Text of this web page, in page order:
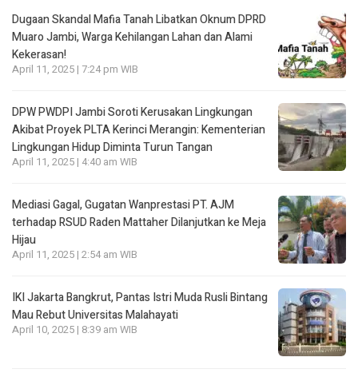
Dugaan Skandal Mafia Tanah Libatkan Oknum DPRD
Muaro Jambi, Warga Kehilangan Lahan dan Alami
Kekerasan!
April 11, 2025 | 7:24 pm WIB
DPW PWDPI Jambi Soroti Kerusakan Lingkungan
Akibat Proyek PLTA Kerinci Merangin: Kementerian
Lingkungan Hidup Diminta Turun Tangan
April 11, 2025 | 4:40 am WIB
Mediasi Gagal, Gugatan Wanprestasi PT. AJM
terhadap RSUD Raden Mattaher Dilanjutkan ke Meja
Hijau
April 11, 2025 | 2:54 am WIB
IKI Jakarta Bangkrut, Pantas Istri Muda Rusli Bintang
Mau Rebut Universitas Malahayati
April 10, 2025 | 8:39 am WIB